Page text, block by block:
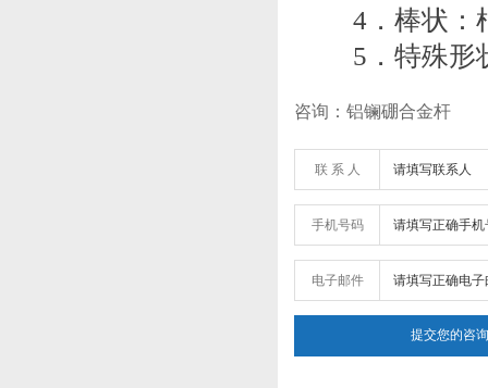
4．棒状：根
5．特殊形状
咨询：铝镧硼合金杆
联 系 人
手机号码
电子邮件